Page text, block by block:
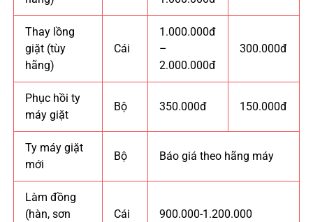
Thay lồng
giặt (tùy
hãng)
Cái
1.000.000đ
–
2.000.000đ
300.000đ
Phục hồi ty
máy giặt
Bộ 350.000đ 150.000đ
Ty máy giặt
mới
Bộ Báo giá theo hãng máy
Làm đồng
(hàn, sơn
Cái 900.000-1.200.000